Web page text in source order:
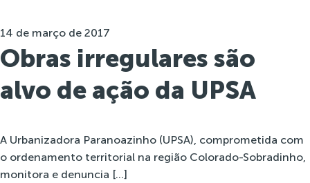
14 de março de 2017
Obras irregulares são
alvo de ação da UPSA
A Urbanizadora Paranoazinho (UPSA), comprometida com
o ordenamento territorial na região Colorado-Sobradinho,
monitora e denuncia […]